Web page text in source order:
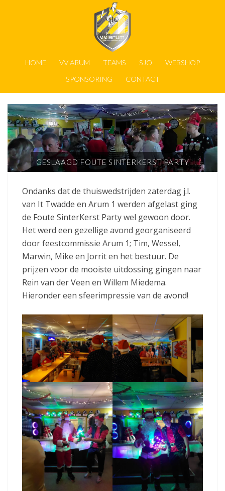
HOME VV ARUM TEAMS SJO
WEBSHOP
SPONSORING
CONTACT
GESLAAGD FOUTE SINTERKERST PARTY
Ondanks dat de thuiswedstrijden zaterdag j.l.
van It Twadde en Arum 1 werden afgelast ging
de Foute SinterKerst Party wel gewoon door.
Het werd een gezellige avond georganiseerd
door feestcommissie Arum 1; Tim, Wessel,
Marwin, Mike en Jorrit en het bestuur. De
prijzen voor de mooiste uitdossing gingen naar
Rein van der Veen en Willem Miedema.
Hieronder een sfeerimpressie van de avond!